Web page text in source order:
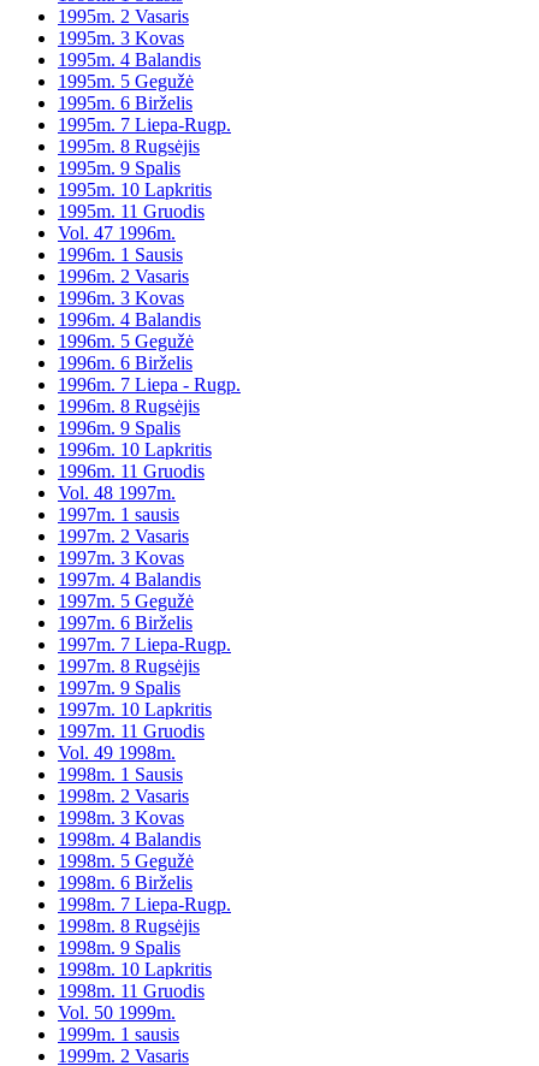
1995m. 2 Vasaris
1995m. 3 Kovas
1995m. 4 Balandis
1995m. 5 Gegužė
1995m. 6 Birželis
1995m. 7 Liepa-Rugp.
1995m. 8 Rugsėjis
1995m. 9 Spalis
1995m. 10 Lapkritis
1995m. 11 Gruodis
Vol. 47 1996m.
1996m. 1 Sausis
1996m. 2 Vasaris
1996m. 3 Kovas
1996m. 4 Balandis
1996m. 5 Gegužė
1996m. 6 Birželis
1996m. 7 Liepa - Rugp.
1996m. 8 Rugsėjis
1996m. 9 Spalis
1996m. 10 Lapkritis
1996m. 11 Gruodis
Vol. 48 1997m.
1997m. 1 sausis
1997m. 2 Vasaris
1997m. 3 Kovas
1997m. 4 Balandis
1997m. 5 Gegužė
1997m. 6 Birželis
1997m. 7 Liepa-Rugp.
1997m. 8 Rugsėjis
1997m. 9 Spalis
1997m. 10 Lapkritis
1997m. 11 Gruodis
Vol. 49 1998m.
1998m. 1 Sausis
1998m. 2 Vasaris
1998m. 3 Kovas
1998m. 4 Balandis
1998m. 5 Gegužė
1998m. 6 Birželis
1998m. 7 Liepa-Rugp.
1998m. 8 Rugsėjis
1998m. 9 Spalis
1998m. 10 Lapkritis
1998m. 11 Gruodis
Vol. 50 1999m.
1999m. 1 sausis
1999m. 2 Vasaris